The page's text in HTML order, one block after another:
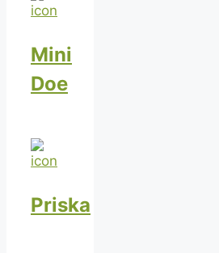
Mini
Doe
Priska